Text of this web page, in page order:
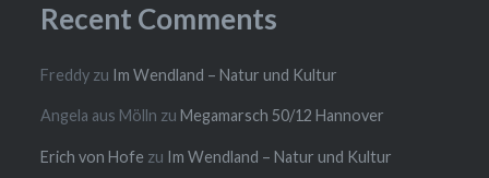
Recent Comments
Freddy zu Im Wendland – Natur und Kultur
Angela aus Mölln zuMegamarsch 50/12 Hannover
Erich von Hofe zu Im Wendland – Natur und Kultur